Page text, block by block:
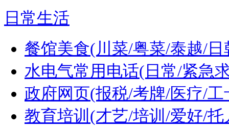
日常生活
餐馆美食(川菜/粤菜/泰越/日
水电气常用电话(日常/紧急
政府网页(报税/考牌/医疗/工
教育培训(才艺/培训/爱好/托